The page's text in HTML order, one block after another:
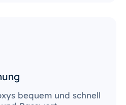
bequem und schnell